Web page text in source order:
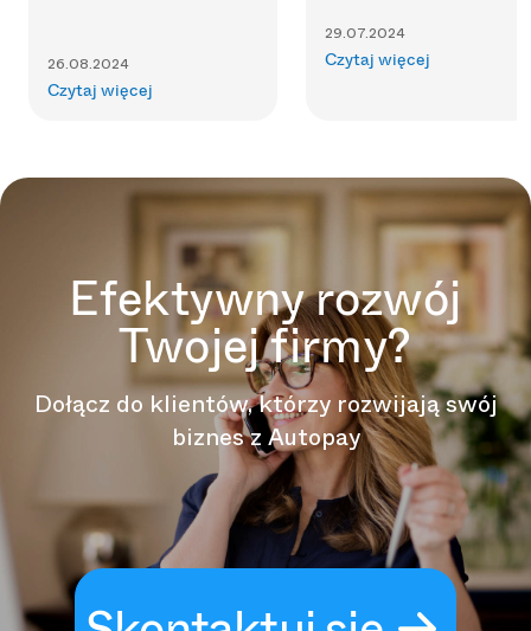
26.08.2024
Czytaj więcej
29.07.2024
Czytaj więcej
Efektywny rozwój
Twojej firmy?
Dołącz do klientów, którzy rozwijają swój
biznes z Autopay